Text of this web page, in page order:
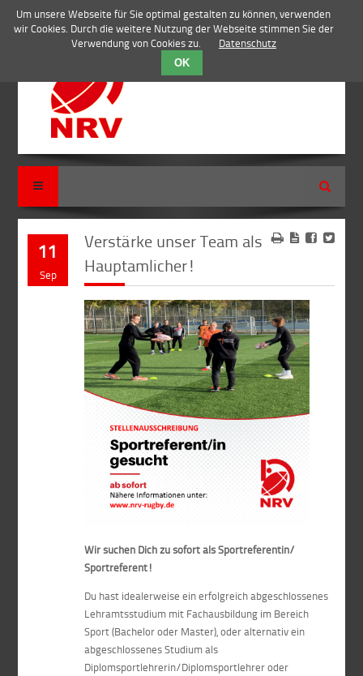
Suche
11
Sep
Verstärke unser Team als
Hauptamlicher!
Wir suchen Dich zu sofort als Sportreferentin/
Sportreferent!
Du hast idealerweise ein erfolgreich abgeschlossenes
Lehramtsstudium mit Fachausbildung im Bereich
Sport (Bachelor oder Master), oder alternativ ein
abgeschlossenes Studium als
Diplomsportlehrerin/Diplomsportlehrer oder
Um unsere Webseite für Sie optimal gestalten zu können, verwenden
wir Cookies. Durch die weitere Nutzung der Webseite stimmen Sie der
Verwendung von Cookies zu.
Datenschutz
OK